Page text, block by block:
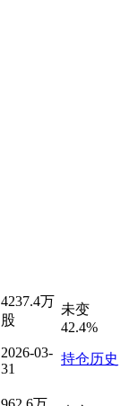
4237.4万
股
2026-03-
31
未变
42.4%
持仓历史